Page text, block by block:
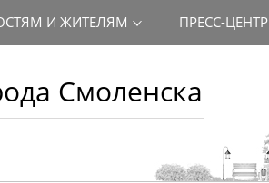
Смоленска
И ЖИТЕЛЯМ ПРЕСС-ЦЕНТР